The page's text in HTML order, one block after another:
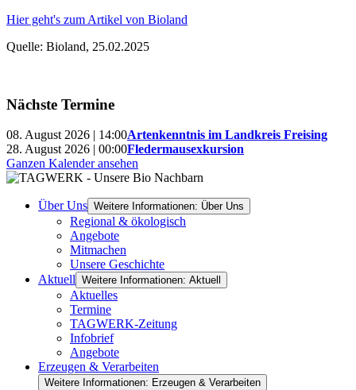
Hier geht's zum Artikel von Bioland
Quelle: Bioland, 25.02.2025
Nächste Termine
08. August 2026 | 14:00Artenkenntnis im Landkreis Freising
28. August 2026 | 00:00Fledermausexkursion
Ganzen Kalender ansehen
Über Uns Weitere Informationen: Über Uns
Regional & ökologisch
Angebote
Mitmachen
Unsere Geschichte
Aktuell Weitere Informationen: Aktuell
Aktuelles
Termine
TAGWERK-Zeitung
Infobrief
Angebote
Erzeugen & Verarbeiten
Weitere Informationen: Erzeugen & Verarbeiten